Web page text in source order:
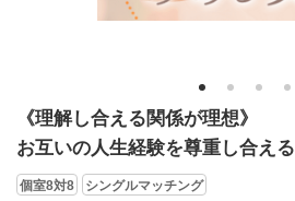
1 2 3 4
《理解し合える関係が理想》
お互いの人生経験を尊重し合える
個室8対8 シングルマッチング